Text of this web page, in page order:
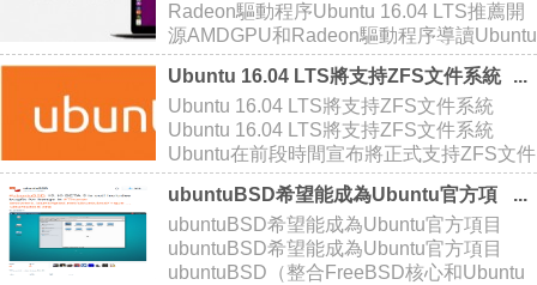
Radeon驅動程序Ubuntu 16.04 LTS推薦開
源AMDGPU和Radeon驅動程序導讀Ubuntu
16.04 LTS 將不支持 AMD 催化劑驅動作為
AMD GPU（圖形處理單元）
Ubuntu 16.04 LTS將支持ZFS文件系統
Ubuntu 16.04 LTS將支持ZFS文件系統
Ubuntu 16.04 LTS將支持ZFS文件系統
Ubuntu在前段時間宣布將正式支持ZFS文件
系統，而在你更新系統至Ubuntu 16.04 LTS
之前，還請務必知曉這項新功能仍處於技術
預覽的階
ubuntuBSD希望能成為Ubuntu官方項
目
ubuntuBSD希望能成為Ubuntu官方項目
ubuntuBSD希望能成為Ubuntu官方項目
ubuntuBSD（整合FreeBSD核心和Ubuntu